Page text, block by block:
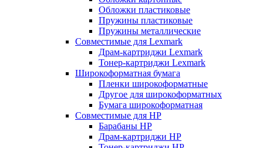
Обложки пластиковые
Пружины пластиковые
Пружины металлические
Совместимые для Lexmark
Драм-картриджи Lexmark
Тонер-картриджи Lexmark
Широкоформатная бумага
Пленки широкоформатные
Другое для широкоформатных
Бумага широкоформатная
Совместимые для HP
Барабаны HP
Драм-картриджи HP